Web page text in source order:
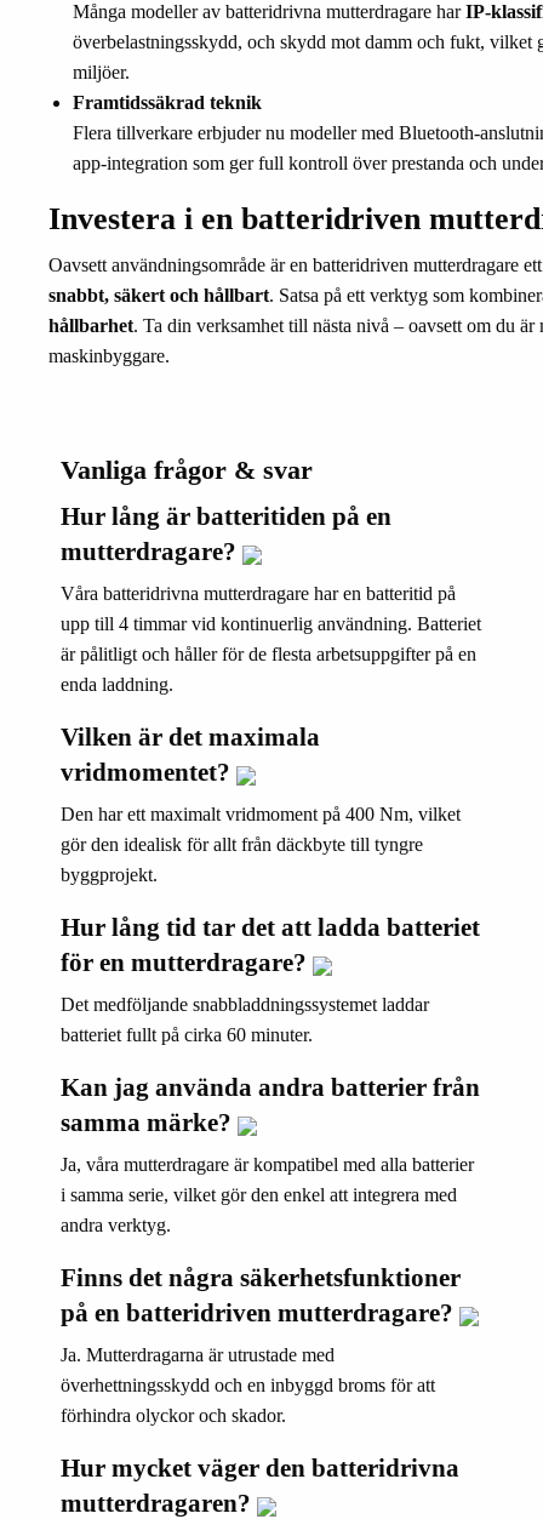
Många modeller av batteridrivna mutterdragare harIP-
överbelastningsskydd, och skydd mot damm och fukt,
miljöer.
Framtidssäkrad teknik
Flera tillverkare erbjuder nu modeller med Bluetooth-
app-integration som ger full kontroll över prestanda och
Investera i en batteridriven
Oavsett användningsområde är en batteridriven mutterdragare
snabbt, säkert och hållbart. Satsa på ett verktyg som
hållbarhet. Ta din verksamhet till nästa nivå – oavsett om du
maskinbyggare.
Vanliga frågor & svar
Hur lång är batteritiden på en
mutterdragare?
Våra batteridrivna mutterdragare har en batteritid på
upp till 4 timmar vid kontinuerlig användning. Batteriet
är pålitligt och håller för de flesta arbetsuppgifter på en
enda laddning.
Vilken är det maximala
vridmomentet?
Den har ett maximalt vridmoment på 400 Nm, vilket
gör den idealisk för allt från däckbyte till tyngre
byggprojekt.
Hur lång tid tar det att ladda batteriet
för en mutterdragare?
Det medföljande snabbladdningssystemet laddar
batteriet fullt på cirka 60 minuter.
Kan jag använda andra batterier från
samma märke?
Ja, våra mutterdragare är kompatibel med alla batterier
i samma serie, vilket gör den enkel att integrera med
andra verktyg.
Finns det några säkerhetsfunktioner
på en batteridriven mutterdragare?
Ja. Mutterdragarna är utrustade med
överhettningsskydd och en inbyggd broms för att
förhindra olyckor och skador.
Hur mycket väger den batteridrivna
mutterdragaren?